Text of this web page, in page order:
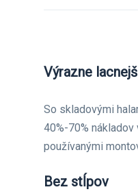
Výrazne
So skladovými
40%-70%
používanými
Bez stĺpov